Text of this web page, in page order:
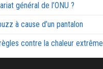
général de l’ONU ?
à cause d’un pantalon
contre la chaleur extrême